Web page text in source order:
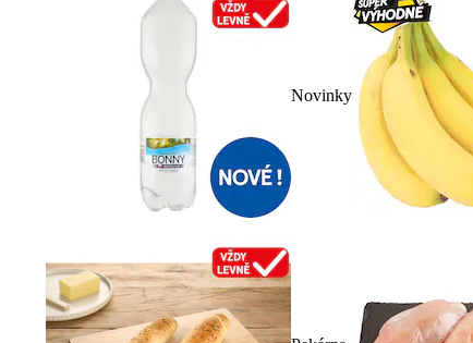
Novinky